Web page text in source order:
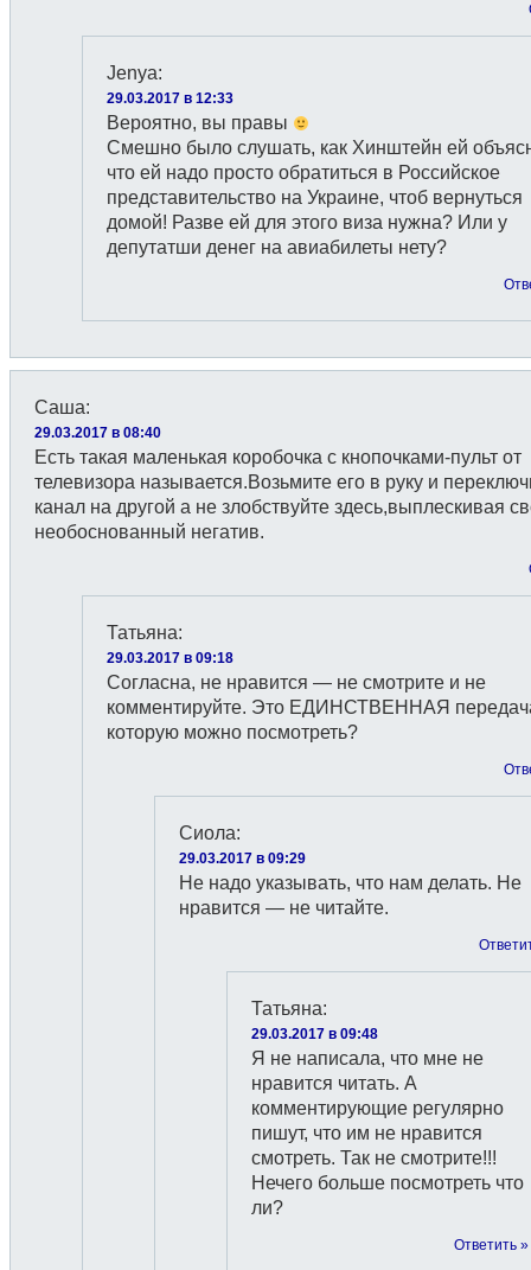
Jenyа:
29.03.2017 в 12:33
Вероятно, вы правы
Смешно было слушать, как Хинштейн ей
что ей надо просто обратиться в Российское
представительство на Украине, чтоб вернуться
домой! Разве ей для этого виза нужна? Или у
депутатши денег на авиабилеты нету?
Саша:
29.03.2017 в 08:40
Есть такая маленькая коробочка с кнопочками-пульт от
телевизора называется.Возьмите его в руку и
канал на другой а не злобствуйте здесь,выплескивая
необоснованный негатив.
Татьяна:
29.03.2017 в 09:18
Согласна, не нравится — не смотрите и не
комментируйте. Это ЕДИНСТВЕННАЯ
которую можно посмотреть?
Сиола:
29.03.2017 в 09:29
Не надо указывать, что нам делать. Не
нравится — не читайте.
Татьяна:
29.03.2017 в 09:48
Я не написала, что мне не
нравится читать. А
комментирующие регулярно
пишут, что им не нравится
смотреть. Так не смотрите!!!
Нечего больше посмотреть что
ли?
Ответить »